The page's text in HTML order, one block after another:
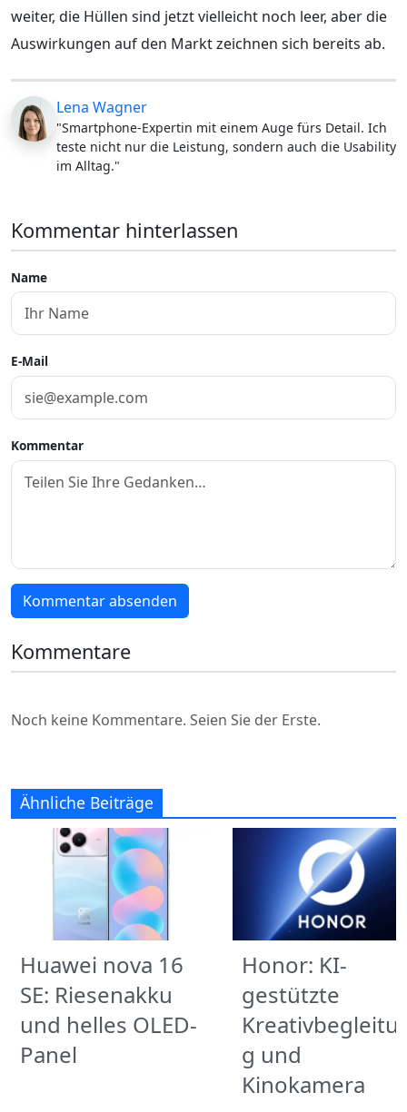
weiter, die Hüllen sind jetzt vielleicht noch leer, aber die
Auswirkungen auf den Markt zeichnen sich bereits ab.
Lena Wagner
"Smartphone-Expertin mit einem Auge fürs Detail. Ich
teste nicht nur die Leistung, sondern auch die Usability
im Alltag."
Kommentar hinterlassen
Name
E-Mail
Kommentar
Kommentar absenden
Kommentare
Noch keine Kommentare. Seien Sie der Erste.
Ähnliche Beiträge
Huawei nova 16
SE: Riesenakku
und helles OLED-
Panel
Honor: KI-
gestützte
g und
Kinokamera